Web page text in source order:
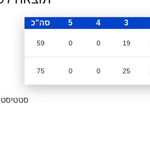
3
4
5 סה"כ
19
0
0
59
25
0
0
75